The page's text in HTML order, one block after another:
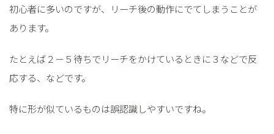
初心者に多いのですが、リーチ後の動作にでてしまうことが
あります。
たとえば２－５待ちでリーチをかけているときに３などで反
応する、などです。
特に形が似ているものは誤認識しやすいですね。